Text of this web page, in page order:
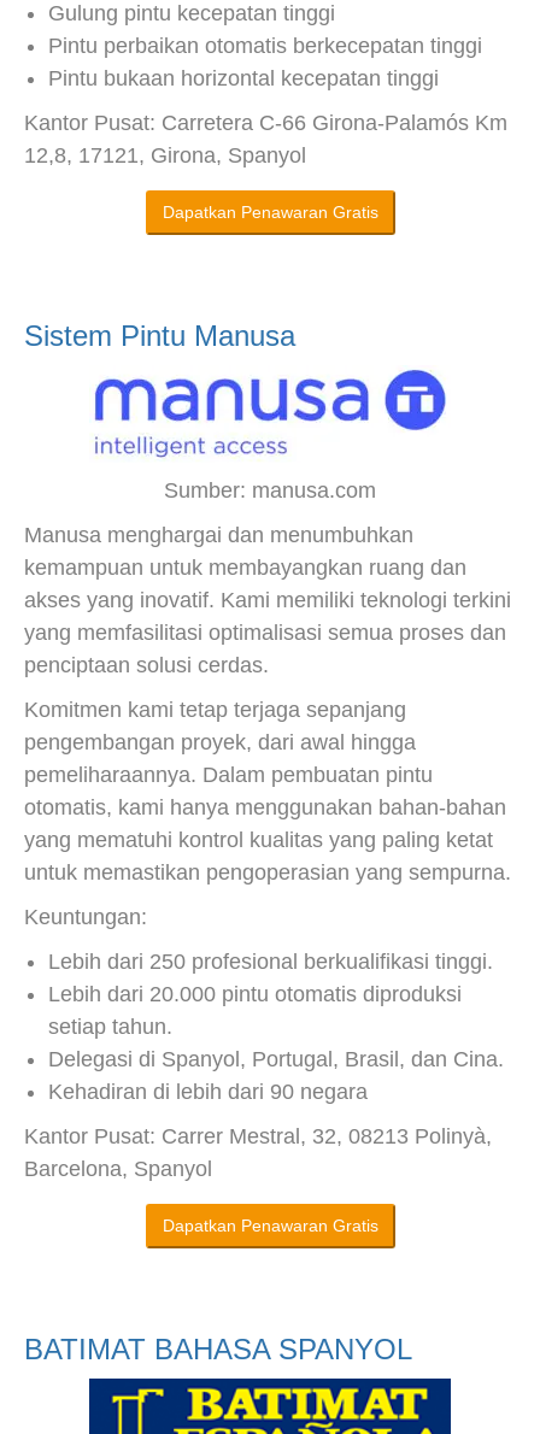
Gulung pintu kecepatan tinggi
Pintu perbaikan otomatis berkecepatan tinggi
Pintu bukaan horizontal kecepatan tinggi
Kantor Pusat: Carretera C-66 Girona-Palamós Km
12,8, 17121, Girona, Spanyol
Dapatkan Penawaran Gratis
Sistem Pintu Manusa
Sumber: manusa.com
Manusa menghargai dan menumbuhkan
kemampuan untuk membayangkan ruang dan
akses yang inovatif. Kami memiliki teknologi terkini
yang memfasilitasi optimalisasi semua proses dan
penciptaan solusi cerdas.
Komitmen kami tetap terjaga sepanjang
pengembangan proyek, dari awal hingga
pemeliharaannya. Dalam pembuatan pintu
otomatis, kami hanya menggunakan bahan-bahan
yang mematuhi kontrol kualitas yang paling ketat
untuk memastikan pengoperasian yang sempurna.
Keuntungan:
Lebih dari 250 profesional berkualifikasi tinggi.
Lebih dari 20.000 pintu otomatis diproduksi
setiap tahun.
Delegasi di Spanyol, Portugal, Brasil, dan Cina.
Kehadiran di lebih dari 90 negara
Kantor Pusat: Carrer Mestral, 32, 08213 Polinyà,
Barcelona, Spanyol
Dapatkan Penawaran Gratis
BATIMAT BAHASA SPANYOL